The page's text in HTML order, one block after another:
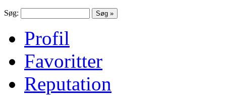
Søg:
Profil
Favoritter
Reputation